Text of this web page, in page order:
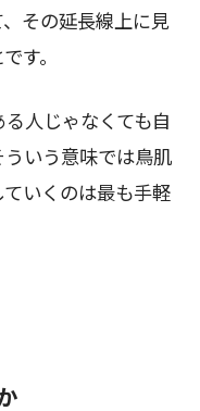
その延長線上に見
す。
人じゃなくても自
いう意味では鳥肌
いくのは最も手軽